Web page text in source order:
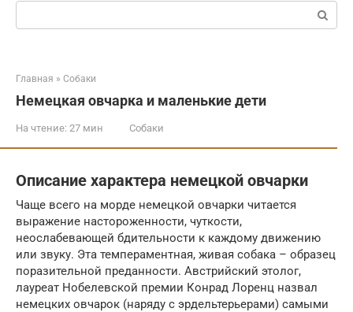
Поиск:
Главная » Собаки
Немецкая овчарка и маленькие дети
На чтение: 27 мин Собаки
Описание характера немецкой овчарки
Чаще всего на морде немецкой овчарки читается
выражение настороженности, чуткости,
неослабевающей бдительности к каждому движению
или звуку. Эта темпераментная, живая собака – образец
поразительной преданности. Австрийский этолог,
лауреат Нобелевской премии Конрад Лоренц назвал
немецких овчарок (наряду с эрдельтерьерами) самыми